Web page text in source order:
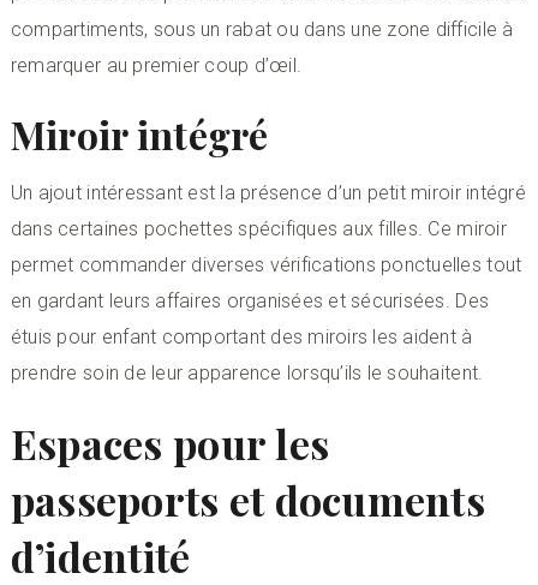
compartiments, sous un rabat ou dans une zone difficile à
remarquer au premier coup d’œil.
Miroir intégré
Un ajout intéressant est la présence d’un petit miroir intégré
dans certaines pochettes spécifiques aux filles. Ce miroir
permet commander diverses vérifications ponctuelles tout
en gardant leurs affaires organisées et sécurisées. Des
étuis pour enfant comportant des miroirs les aident à
prendre soin de leur apparence lorsqu’ils le souhaitent.
Espaces pour les
passeports et documents
d’identité